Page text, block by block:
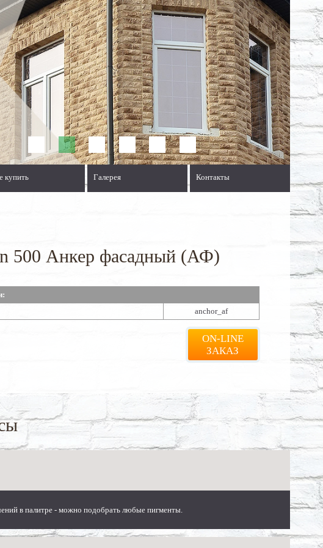
купить Галерея Контакты
500 Анкер фасадный (АФ)
anchor_af
ON-LINE
ЗАКАЗ
в палитре - можно подобрать любые пигменты.